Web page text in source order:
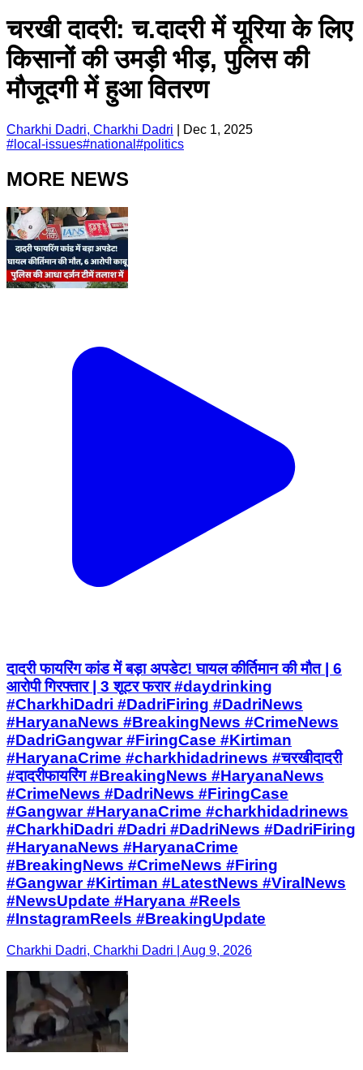
चरखी दादरी: च.दादरी में यूरिया के लिए
किसानों की उमड़ी भीड़, पुलिस की
मौजूदगी में हुआ वितरण
Charkhi Dadri, Charkhi Dadri
Dec 1, 2025
# local-issues#national #politics
MORE NEWS
दादरी फायरिंग कांड में बड़ा अपडेट! घायल कीर्तिमान की मौत | 6
आरोपी गिरफ्तार | 3 शूटर फरार #daydrinking
#CharkhiDadri #DadriFiring #DadriNews
#HaryanaNews #BreakingNews #CrimeNews
#DadriGangwar #FiringCase #Kirtiman
#HaryanaCrime #charkhidadrinews #चरखीदादरी
#दादरीफायरिंग #BreakingNews #HaryanaNews
#CrimeNews #DadriNews #FiringCase
#Gangwar #HaryanaCrime #charkhidadrinews
#CharkhiDadri #Dadri #DadriNews #DadriFiring
#HaryanaNews #HaryanaCrime
#BreakingNews #CrimeNews #Firing
#Gangwar #Kirtiman #LatestNews #ViralNews
#NewsUpdate #Haryana #Reels
#InstagramReels #BreakingUpdate
Charkhi Dadri, Charkhi Dadri | Aug 9, 2026